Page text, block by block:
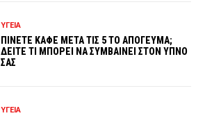
ΥΓΕΙΑ
ΠΙΝΕΤΕ ΚΑΦΕ ΜΕΤΑ ΤΙΣ 5 ΤΟ ΑΠΟΓΕΥΜΑ;
ΔΕΙΤΕ ΤΙ ΜΠΟΡΕΙ ΝΑ ΣΥΜΒΑΙΝΕΙ ΣΤΟΝ ΥΠΝΟ
ΣΑΣ
ΥΓΕΙΑ